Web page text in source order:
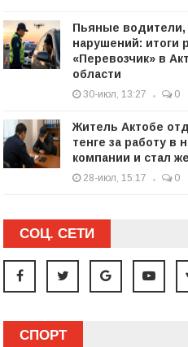
Пьяные
нарушений: итоги
«Перевозчик» в
области
30-июл, 13:27 0
Житель Актобе
тенге за работу в
компании и стал
28-июл, 15:17 0
СОЦ. СЕТИ
СПОРТ